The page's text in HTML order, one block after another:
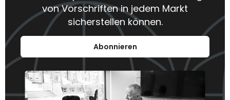
von Vorschriften in jedem Markt
sicherstellen können.
Abonnieren